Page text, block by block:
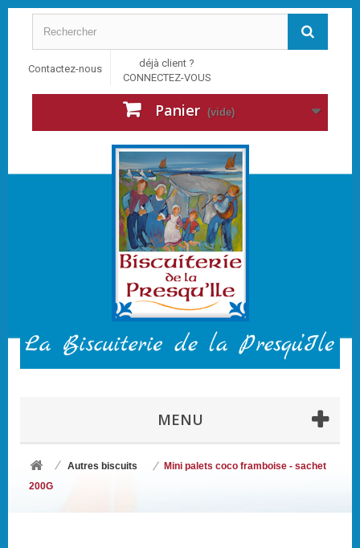
Contactez-nous
déjà client ?
CONNECTEZ-VOUS
Panier (vide)
MENU
Autres biscuits
Mini palets coco framboise - sachet
200G